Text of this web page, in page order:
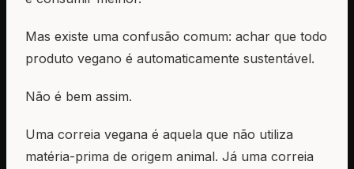
Mas existe uma confusão comum: achar que todo
produto vegano é automaticamente sustentável.
Não é bem assim.
Uma correia vegana é aquela que não utiliza
matéria-prima de origem animal. Já uma correia